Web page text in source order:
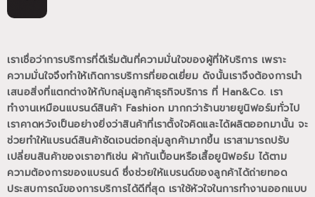
เราเชื่อว่าการบริการที่ดีเริ่มต้นที่ความมั่นใจของผู้ที่ให้บริการ เพราะ
ความมั่นใจจึงทำให้เกิดการบริการที่ยอดเยี่ยม ดังนั้นเราจึงต้องการนำ
เสนอสิ่งที่แตกต่างให้กับกลุ่มลูกค้าธุรกิจบริการ ที่ Han&Co. เรา
ทำงานเหมือนแบรนด์สินค้า Fashion มากกว่าร้านขายยูนิฟอร์มทั่วไป
เราคาดหวังเป็นอย่างยิ่งว่าสินค้าที่เราตั้งใจคิดและได้ผลิตออกมานั้น จะ
ช่วยทำให้แบรนด์สินค้าชัดเจนต่อกลุ่มลูกค้ามากขึ้น เราสามารถปรับ
เปลี่ยนสินค้าของเราอาทิเช่น ผ้ากันเปื้อนหรือเสื้อยูนิฟอร์ม ได้ตาม
ความต้องการของแบรนด์ ซึ่งช่วยให้แบรนด์ของลูกค้าได้ถ่ายทอด
ประสบการณ์ของการบริการได้ดีที่สุด เราใช้หัวใจในการทำงานออกแบบ